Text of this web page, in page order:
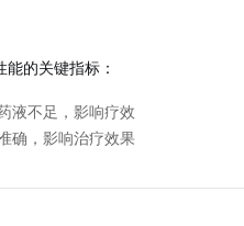
的关键指标：
液不足，影响疗效
确，影响治疗效果